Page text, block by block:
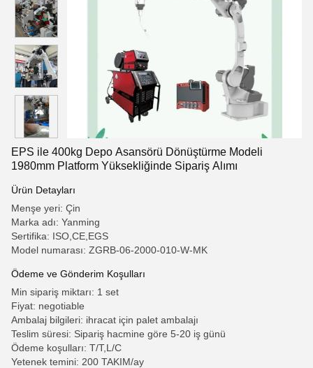
EPS ile 400kg Depo Asansörü Dönüştürme Modeli
1980mm Platform Yüksekliğinde Sipariş Alımı
Ürün Detayları
Menşe yeri: Çin
Marka adı: Yanming
Sertifika: ISO,CE,EGS
Model numarası: ZGRB-06-2000-010-W-MK
Ödeme ve Gönderim Koşulları
Min sipariş miktarı: 1 set
Fiyat: negotiable
Ambalaj bilgileri: ihracat için palet ambalajı
Teslim süresi: Sipariş hacmine göre 5-20 iş günü
Ödeme koşulları: T/T,L/C
Yetenek temini: 200 TAKIM/ay